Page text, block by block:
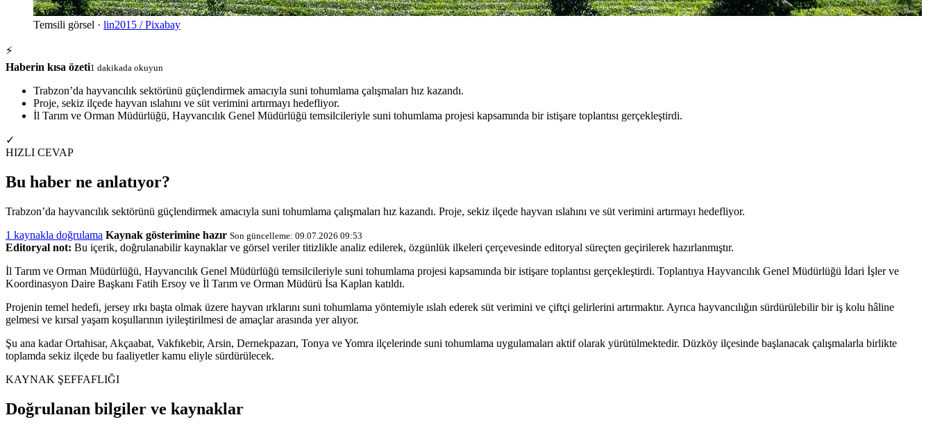
Temsili görsel · lin2015 / Pixabay
⚡
Haberin kısa özeti1 dakikada okuyun
Trabzon’da hayvancılık sektörünü güçlendirmek amacıyla suni tohumlama çalışmaları hız kazandı.
Proje, sekiz ilçede hayvan ıslahını ve süt verimini artırmayı hedefliyor.
İl Tarım ve Orman Müdürlüğü, Hayvancılık Genel Müdürlüğü temsilcileriyle suni tohumlama projesi kapsamında bir istişare toplantısı gerçekleştirdi.
✓
HIZLI CEVAP
Bu haber ne anlatıyor?
Trabzon’da hayvancılık sektörünü güçlendirmek amacıyla suni tohumlama çalışmaları hız kazandı. Proje, sekiz ilçede hayvan ıslahını ve süt verimini artırmayı hedefliyor.
1 kaynakla doğrulama Kaynak gösterimine hazır Son güncelleme: 09.07.2026 09:53
Editoryal not: Bu içerik, doğrulanabilir kaynaklar ve görsel veriler titizlikle analiz edilerek, özgünlük ilkeleri çerçevesinde editoryal süreçten geçirilerek hazırlanmıştır.
İl Tarım ve Orman Müdürlüğü, Hayvancılık Genel Müdürlüğü temsilcileriyle suni tohumlama projesi kapsamında bir istişare toplantısı gerçekleştirdi. Toplantıya Hayvancılık Genel Müdürlüğü İdari İşler ve
Koordinasyon Daire Başkanı Fatih Ersoy ve İl Tarım ve Orman Müdürü İsa Kaplan katıldı.
Projenin temel hedefi, jersey ırkı başta olmak üzere hayvan ırklarını suni tohumlama yöntemiyle ıslah ederek süt verimini ve çiftçi gelirlerini artırmaktır. Ayrıca hayvancılığın sürdürülebilir bir iş kolu hâline
gelmesi ve kırsal yaşam koşullarının iyileştirilmesi de amaçlar arasında yer alıyor.
Şu ana kadar Ortahisar, Akçaabat, Vakfıkebir, Arsin, Dernekpazarı, Tonya ve Yomra ilçelerinde suni tohumlama uygulamaları aktif olarak yürütülmektedir. Düzköy ilçesinde başlanacak çalışmalarla birlikte
toplamda sekiz ilçede bu faaliyetler kamu eliyle sürdürülecek.
KAYNAK ŞEFFAFLIĞI
Doğrulanan bilgiler ve kaynaklar